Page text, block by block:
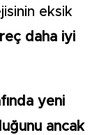
eksik
daha iyi
yeni
ancak